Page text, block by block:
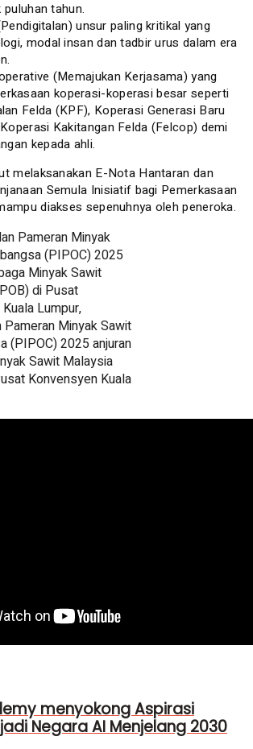
tahun.
unsur paling kritikal yang
modal insan dan tadbir urus dalam era
(Memajukan Kerjasama) yang
koperasi-koperasi besar seperti
Felda (KPF), Koperasi Generasi Baru
Kakitangan Felda (Felcop) demi
kepada ahli.
melaksanakan E-Nota Hantaran dan
Semula Inisiatif bagi Pemerkasaan
diakses sepenuhnya oleh peneroka.
Pameran Minyak Sawit
(PIPOC) 2025 anjuran
Sawit Malaysia
Konvensyen Kuala
menyokong Aspirasi
Negara AI Menjelang 2030